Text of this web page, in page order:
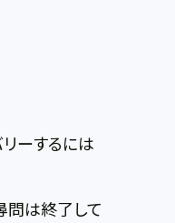
ーするには
問は終了して